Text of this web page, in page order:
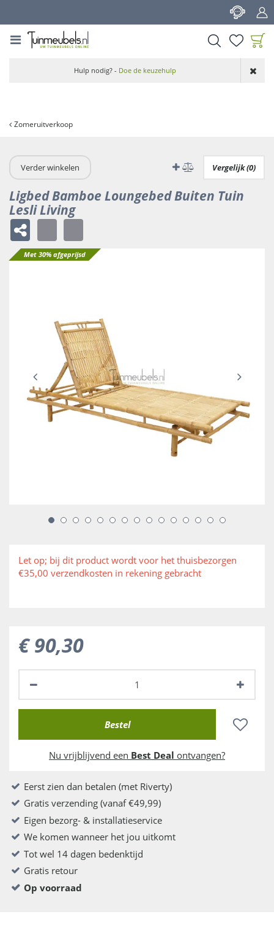
Zomeruitverkoop
aan wensenlijst
Hulp nodig? - Doe de keuzehulp
Verder winkelen Vergelijk (0)
Ligbed Bamboe Loungebed Buiten Tuin
Lesli Living
Met 30% afgeprijsd
Let op; bij dit product wordt voor het thuisbezorgen
€35,00 verzendkosten in rekening gebracht
€ 90,30
Nu vrijblijvend een Best Deal ontvangen?
Eerst zien dan betalen (met Riverty)
Gratis verzending (vanaf €49,99)
Eigen bezorg- & installatieservice
We komen wanneer het jou uitkomt
Tot wel 14 dagen bedenktijd
Gratis retour
Op voorraad